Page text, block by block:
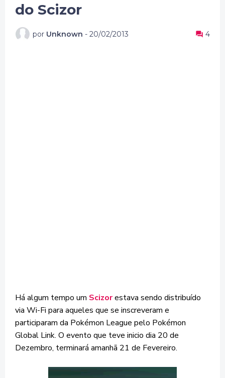
do Scizor
por Unknown - 20/02/2013 4
Há algum tempo um Scizorestava sendo distribuído
via Wi-Fi para aqueles que se inscreveram e
participaram da Pokémon League pelo Pokémon
Global Link. O evento que teve inicio dia 20 de
Dezembro, terminará amanhã 21 de Fevereiro.